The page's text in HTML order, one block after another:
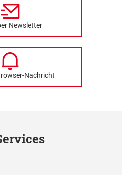
Newsletter
Nachricht